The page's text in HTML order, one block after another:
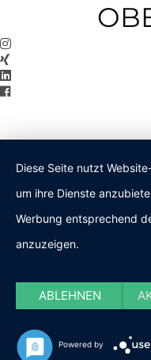
Diese Seite nutzt
um ihre Dienste
Werbung entsprechend
anzuzeigen.
ABLEHNEN
Powered by